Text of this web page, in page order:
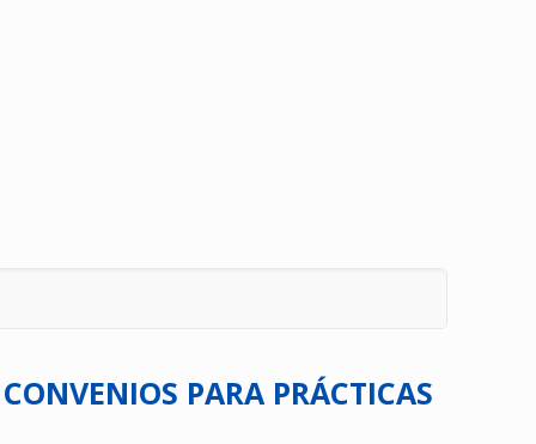
CONVENIOS PARA PRÁCTICAS